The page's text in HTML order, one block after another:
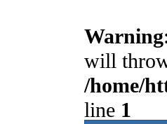
Warning
will
/home/
line 1